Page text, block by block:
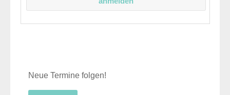
Neue Termine folgen!